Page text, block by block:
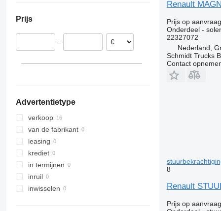
Unimog
V-Class
Premium Distribution
T520
Prijs
–
Advertentietype
verkoop
van de fabrikant
leasing
krediet
in termijnen
inruil
inwisselen
Renault
Prijs op aanvraag
Onderdeel -
22327072
Nederland,
Schmidt Trucks
Contact
8
Renault
Prijs op aanvraag